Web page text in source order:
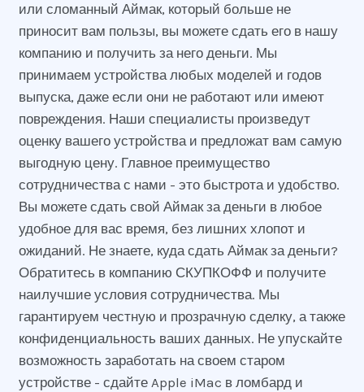
или сломанный Аймак, который больше не
приносит вам пользы, вы можете сдать его в нашу
компанию и получить за него деньги. Мы
принимаем устройства любых моделей и годов
выпуска, даже если они не работают или имеют
повреждения. Наши специалисты произведут
оценку вашего устройства и предложат вам самую
выгодную цену. Главное преимущество
сотрудничества с нами - это быстрота и удобство.
Вы можете сдать свой Аймак за деньги в любое
удобное для вас время, без лишних хлопот и
ожиданий. Не знаете, куда сдать Аймак за деньги?
Обратитесь в компанию СКУПКОФФ и получите
наилучшие условия сотрудничества. Мы
гарантируем честную и прозрачную сделку, а также
конфиденциальность ваших данных. Не упускайте
возможность заработать на своем старом
устройстве - сдайте Apple iMac в ломбард и